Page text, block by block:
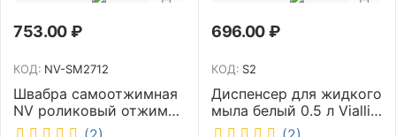
753.00₽
КОД: NV-SM2712
Швабра самоотжимная
NV роликовый отжим
насадка PVA 27 см
696.00₽
КОД: S2
Диспенсер для жидкого
мыла белый 0.5 л Vialli
S2